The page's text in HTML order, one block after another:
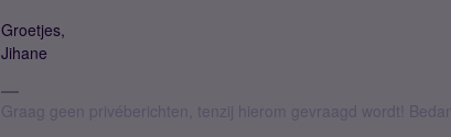
Groetjes,
Jihane
Graag geen privéberichten, tenzij hierom gevraagd wordt!